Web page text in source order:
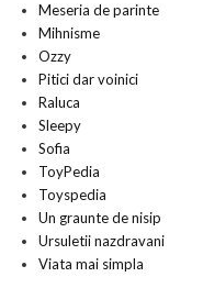
Meseria de parinte
Mihnisme
Ozzy
Pitici dar voinici
Raluca
Sleepy
Sofia
ToyPedia
Toyspedia
Un graunte de nisip
Ursuletii nazdravani
Viata mai simpla